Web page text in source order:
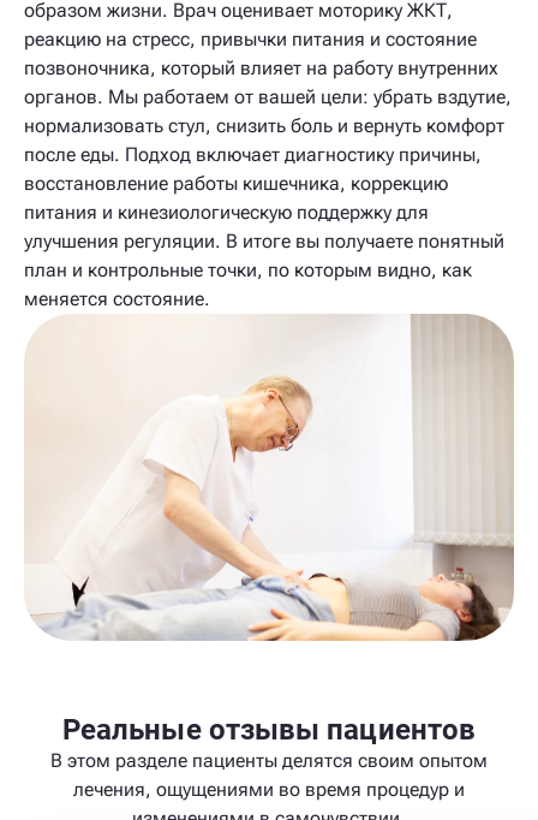
образом жизни. Врач оценивает моторику ЖКТ,
реакцию на стресс, привычки питания и состояние
позвоночника, который влияет на работу внутренних
органов. Мы работаем от вашей цели: убрать вздутие,
нормализовать стул, снизить боль и вернуть комфорт
после еды. Подход включает диагностику причины,
восстановление работы кишечника, коррекцию
питания и кинезиологическую поддержку для
улучшения регуляции. В итоге вы получаете понятный
план и контрольные точки, по которым видно, как
меняется состояние.
Реальные отзывы пациентов
В этом разделе пациенты делятся своим опытом
лечения, ощущениями во время процедур и